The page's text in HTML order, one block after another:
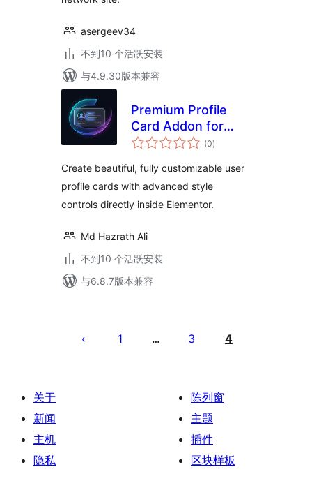
asergeev34
不到10 个活跃安装
与4.9.30版本兼容
Premium Profile
Card Addon for
Elementor
(0总
评)
Create beautiful, fully customizable user
profile cards with advanced style
controls directly inside Elementor.
Md Hazrath Ali
不到10 个活跃安装
与6.8.7版本兼容
1 … 3 4
关于
新闻
主机
隐私
陈列窗
主题
插件
区块样板